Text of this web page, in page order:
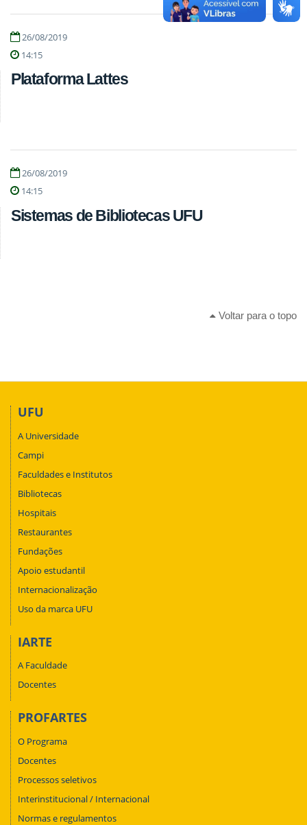
26/08/2019
14:15
Plataforma Lattes
26/08/2019
14:15
Sistemas de Bibliotecas UFU
Voltar para o topo
UFU
A Universidade
Campi
Faculdades e Institutos
Bibliotecas
Hospitais
Restaurantes
Fundações
Apoio estudantil
Internacionalização
Uso da marca UFU
IARTE
A Faculdade
Docentes
PROFARTES
O Programa
Docentes
Processos seletivos
Interinstitucional / Internacional
Normas e regulamentos